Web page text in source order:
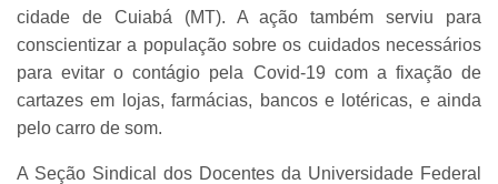
cidade de Cuiabá (MT). A ação também serviu para
conscientizar a população sobre os cuidados necessários
para evitar o contágio pela Covid-19 com a fixação de
cartazes em lojas, farmácias, bancos e lotéricas, e ainda
pelo carro de som.
A Seção Sindical dos Docentes da Universidade Federal